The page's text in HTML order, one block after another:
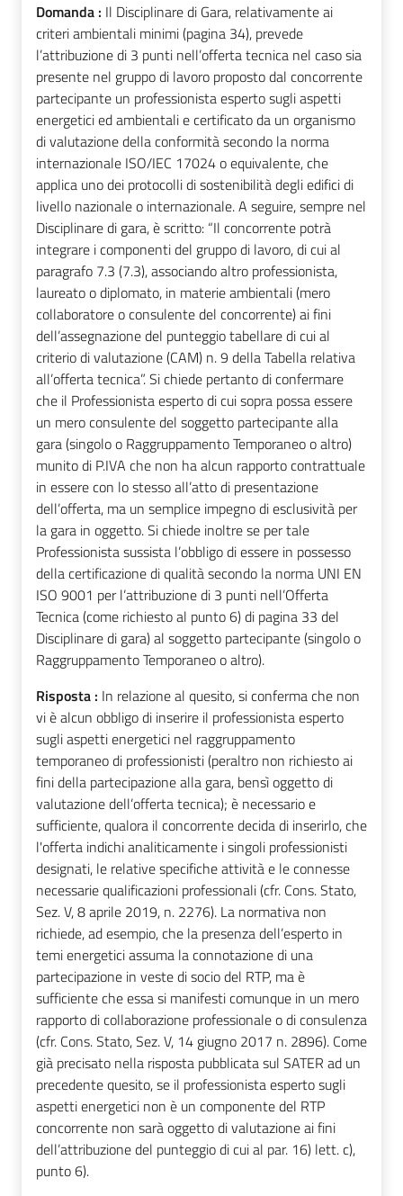
Domanda : Il Disciplinare di Gara, relativamente ai
criteri ambientali minimi (pagina 34), prevede
l’attribuzione di 3 punti nell’offerta tecnica nel caso sia
presente nel gruppo di lavoro proposto dal concorrente
partecipante un professionista esperto sugli aspetti
energetici ed ambientali e certificato da un organismo
di valutazione della conformità secondo la norma
internazionale ISO/IEC 17024 o equivalente, che
applica uno dei protocolli di sostenibilità degli edifici di
livello nazionale o internazionale. A seguire, sempre nel
Disciplinare di gara, è scritto: “Il concorrente potrà
integrare i componenti del gruppo di lavoro, di cui al
paragrafo 7.3 (7.3), associando altro professionista,
laureato o diplomato, in materie ambientali (mero
collaboratore o consulente del concorrente) ai fini
dell’assegnazione del punteggio tabellare di cui al
criterio di valutazione (CAM) n. 9 della Tabella relativa
all’offerta tecnica”. Si chiede pertanto di confermare
che il Professionista esperto di cui sopra possa essere
un mero consulente del soggetto partecipante alla
gara (singolo o Raggruppamento Temporaneo o altro)
munito di P.IVA che non ha alcun rapporto contrattuale
in essere con lo stesso all’atto di presentazione
dell’offerta, ma un semplice impegno di esclusività per
la gara in oggetto. Si chiede inoltre se per tale
Professionista sussista l’obbligo di essere in possesso
della certificazione di qualità secondo la norma UNI EN
ISO 9001 per l’attribuzione di 3 punti nell’Offerta
Tecnica (come richiesto al punto 6) di pagina 33 del
Disciplinare di gara) al soggetto partecipante (singolo o
Raggruppamento Temporaneo o altro).
Risposta : In relazione al quesito, si conferma che non
vi è alcun obbligo di inserire il professionista esperto
sugli aspetti energetici nel raggruppamento
temporaneo di professionisti (peraltro non richiesto ai
fini della partecipazione alla gara, bensì oggetto di
valutazione dell’offerta tecnica); è necessario e
sufficiente, qualora il concorrente decida di inserirlo, che
l'offerta indichi analiticamente i singoli professionisti
designati, le relative specifiche attività e le connesse
necessarie qualificazioni professionali (cfr. Cons. Stato,
Sez. V, 8 aprile 2019, n. 2276). La normativa non
richiede, ad esempio, che la presenza dell’esperto in
temi energetici assuma la connotazione di una
partecipazione in veste di socio del RTP, ma è
sufficiente che essa si manifesti comunque in un mero
rapporto di collaborazione professionale o di consulenza
(cfr. Cons. Stato, Sez. V, 14 giugno 2017 n. 2896). Come
già precisato nella risposta pubblicata sul SATER ad un
precedente quesito, se il professionista esperto sugli
aspetti energetici non è un componente del RTP
concorrente non sarà oggetto di valutazione ai fini
dell’attribuzione del punteggio di cui al par. 16) lett. c),
punto 6).